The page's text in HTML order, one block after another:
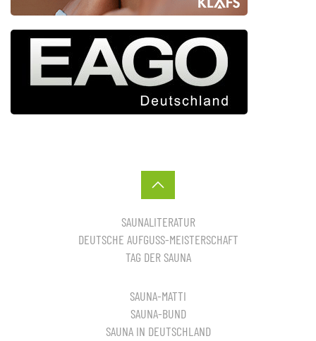
SAUNALITERATUR
DEUTSCHE AUFGUSS-MEISTERSCHAFT
TAG DER SAUNA
SAUNA-MATTI
SAUNA-BUND
SAUNA IN DEUTSCHLAND